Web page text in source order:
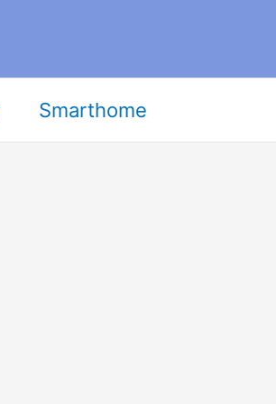
Smarthome